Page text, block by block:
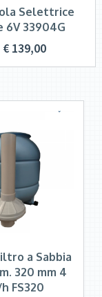
Selettrice
6V 33904G
€ 139,00
a Sabbia
320 mm 4
FS320